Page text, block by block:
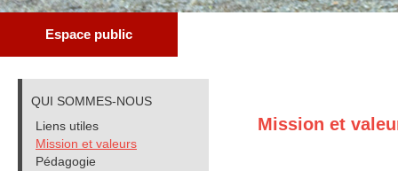
Espace public
QUI SOMMES-NOUS
Liens utiles
Mission et valeurs
Pédagogie
Mission et